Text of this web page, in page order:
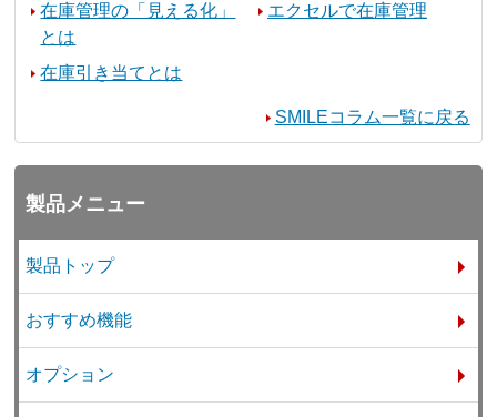
在庫管理の「見える化」
とは
エクセルで在庫管理
在庫引き当てとは
SMILEコラム一覧に戻る
製品メニュー
製品トップ
おすすめ機能
オプション